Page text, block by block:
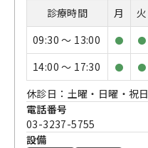
診療時間
月 火
09:30 〜 13:00
● ●
14:00 〜 17:30 ● ●
休診日：土曜・日曜・祝日
電話番号
03-3237-5755
設備